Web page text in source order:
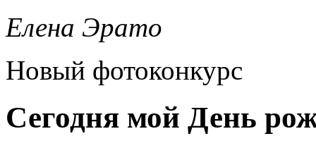
Елена Эрато
Новый фотоконкурс
Сегодня мой День